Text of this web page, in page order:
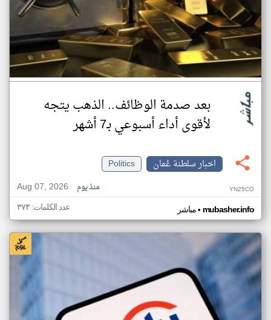
بعد صدمة الوظائف.. الذهب يتجه
لأقوى أداء أسبوعي بـ7 أشهر
اخبار سلطنة عُمان
Politics
Aug 07, 2026
منذ يوم YN25CO
مباشر• mubasher.info عدد الكلمات: ٣٧٣